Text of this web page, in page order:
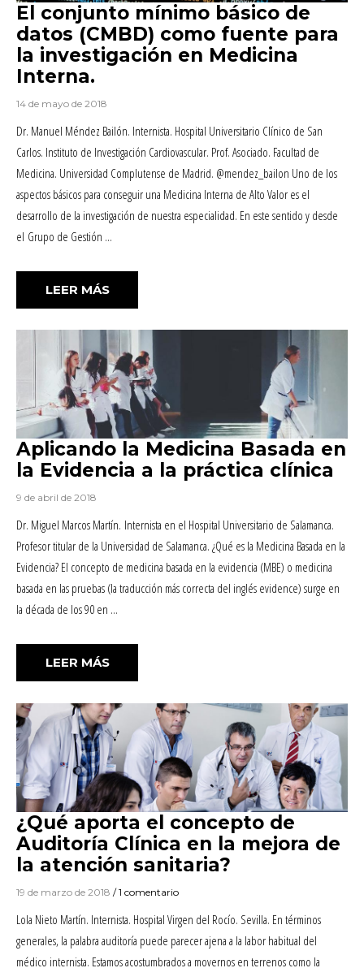
El conjunto mínimo básico de
datos (CMBD) como fuente para
la investigación en Medicina
Interna.
14 de mayo de 2018
Dr. Manuel Méndez Bailón. Internista. Hospital Universitario Clínico de San
Carlos. Instituto de Investigación Cardiovascular. Prof. Asociado. Facultad de
Medicina. Universidad Complutense de Madrid. @mendez_bailon Uno de los
aspectos básicos para conseguir una Medicina Interna de Alto Valor es el
desarrollo de la investigación de nuestra especialidad. En este sentido y desde
el Grupo de Gestión …
LEER MÁS«EL CONJUNTO MÍNIMO BÁSICO DE
Aplicando la Medicina Basada en
la Evidencia a la práctica clínica
9 de abril de 2018
Dr. Miguel Marcos Martín. Internista en el Hospital Universitario de Salamanca.
Profesor titular de la Universidad de Salamanca. ¿Qué es la Medicina Basada en la
Evidencia? El concepto de medicina basada en la evidencia (MBE) o medicina
basada en las pruebas (la traducción más correcta del inglés evidence) surge en
la década de los 90 en …
LEER MÁS«APLICANDO LA MEDICINA BASADA
¿Qué aporta el concepto de
Auditoría Clínica en la mejora de
la atención sanitaria?
19 de marzo de 2018 / 1 comentario
Lola Nieto Martín. Internista. Hospital Virgen del Rocío. Sevilla. En términos
generales, la palabra auditoría puede parecer ajena a la labor habitual del
médico internista. Estamos acostumbrados a movernos en terrenos como la